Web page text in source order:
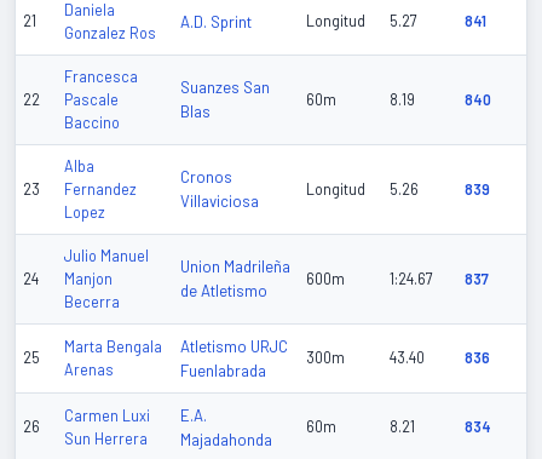
21
Daniela
Gonzalez Ros
A.D. Sprint Longitud 5.27 841
22
Francesca
Pascale
Baccino
Suanzes San
Blas
60m 8.19 840
23
Alba
Fernandez
Lopez
Cronos
Villaviciosa
Longitud 5.26 839
24
Julio Manuel
Manjon
Becerra
Union Madrileña
de Atletismo
600m 1:24.67 837
25
Marta Bengala
Arenas
Atletismo URJC
Fuenlabrada
300m 43.40 836
26
Carmen Luxi
Sun Herrera
E.A.
Majadahonda
60m 8.21 834